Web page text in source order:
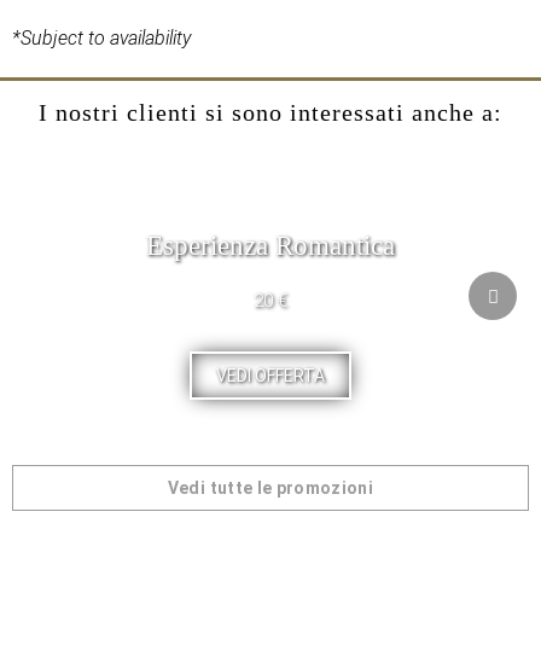
*Subject to availability
I nostri clienti si sono interessati anche a:
Esperienza Romantica
20 €
VEDI OFFERTA
Vedi tutte le promozioni